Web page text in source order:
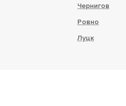
Чернигов
Ровно
Луцк